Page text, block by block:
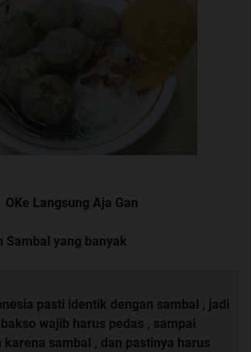
OKe Langsung Aja Gan
Sambal yang banyak
pasti identik dengan sambal , jadi
wajib harus pedas , sampai
karena sambal , dan pastinya harus